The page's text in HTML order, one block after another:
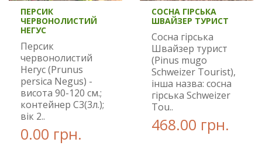
ПЕРСИК
ЧЕРВОНОЛИСТИЙ
НЕГУС
Персик
червонолистий
Негус (Prunus
persica Negus) -
висота 90-120 см.;
контейнер С3(3л.);
вік 2..
0.00 грн.
СОСНА ГІРСЬКА
ШВАЙЗЕР ТУРИСТ
Сосна гірська
Швайзер турист
(Pinus mugo
Schweizer Tourist),
інша назва: сосна
гірська Schweizer
Tou..
468.00 грн.